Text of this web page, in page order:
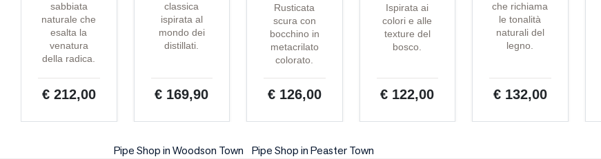
sabbiata
naturale che
esalta la
venatura
della radica.
€ 212,00
classica
ispirata al
mondo dei
distillati.
€ 169,90
Rusticata
scura con
bocchino in
metacrilato
colorato.
€ 126,00
Ispirata ai
colori e alle
texture del
bosco.
€ 122,00
che richiama
le tonalità
naturali del
legno.
€ 132,00
Pipe Shop in Woodson Town Pipe Shop in Peaster Town